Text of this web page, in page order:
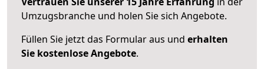
Umzugsbranche und holen Sie sich Angebote.
Füllen Sie jetzt das Formular aus und erhalten
Sie kostenlose Angebote.